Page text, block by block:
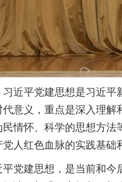
近平党建思想是习近
意义，重点是深入理
情怀、科学的思想方
人红色血脉的实践基础
党建思想，是当前和